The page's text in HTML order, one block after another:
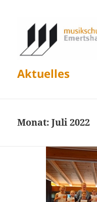
Aktuelles
Monat:Juli 2022